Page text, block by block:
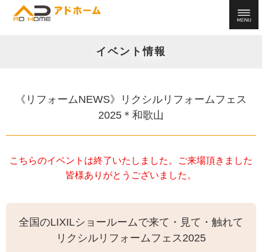
イベント情報
《リフォームNEWS》リクシルリフォームフェス
2025＊和歌山
こちらのイベントは終了いたしました。ご来場頂きました
皆様ありがとうございました。
全国のLIXILショールームで来て・見て・触れて
リクシルリフォームフェス2025